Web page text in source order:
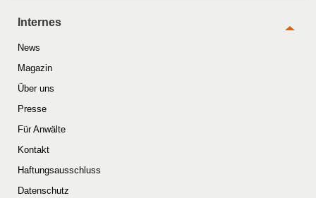
Internes
News
Magazin
Über uns
Presse
Für Anwälte
Kontakt
Haftungsausschluss
Datenschutz